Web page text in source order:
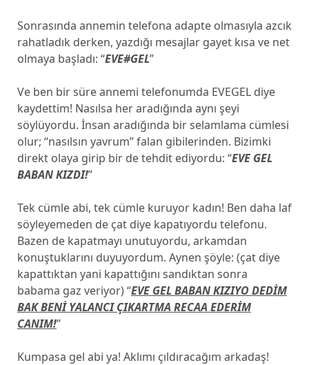
Sonrasında annemin telefona adapte olmasıyla azcık
rahatladık derken, yazdığı mesajlar gayet kısa ve net
olmaya başladı: “EVE#GEL”
Ve ben bir süre annemi telefonumda EVEGEL diye
kaydettim! Nasılsa her aradığında aynı şeyi
söylüyordu. İnsan aradığında bir selamlama cümlesi
olur; “nasılsın yavrum” falan gibilerinden. Bizimki
direkt olaya girip bir de tehdit ediyordu: “EVE GEL
BABAN KIZDI!”
Tek cümle abi, tek cümle kuruyor kadın! Ben daha laf
söyleyemeden de çat diye kapatıyordu telefonu.
Bazen de kapatmayı unutuyordu, arkamdan
konuştuklarını duyuyordum. Aynen şöyle: (çat diye
kapattıktan yani kapattığını sandıktan sonra
babama gaz veriyor) “EVE GEL BABAN KIZIYO DEDİM
BAK BENİ YALANCI ÇIKARTMA RECAA EDERİM
CANIM!”
Kumpasa gel abi ya! Aklımı çıldıracağım arkadaş!